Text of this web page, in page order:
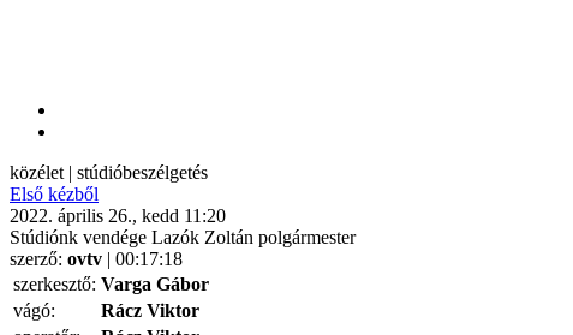
közélet | stúdióbeszélgetés
Első kézből
2022. április 26., kedd 11:20
Stúdiónk vendége Lazók Zoltán polgármester
szerző: ovtv | 00:17:18
szerkesztő: Varga Gábor
vágó:
Rácz Viktor